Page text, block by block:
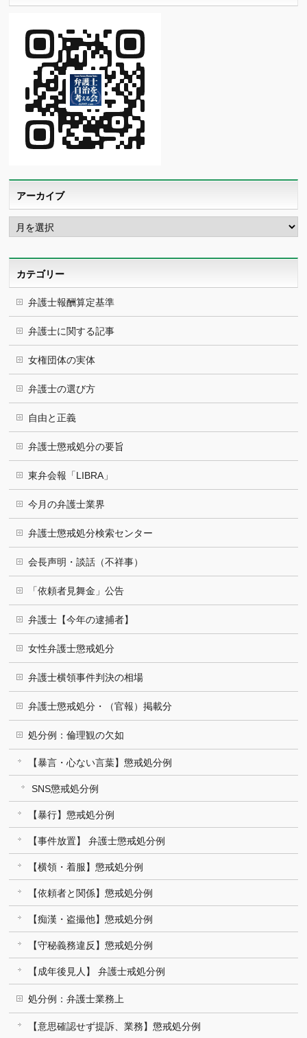
アーカイブ
ア
ー
カ
カテゴリー
弁護士報酬算定基準
弁護士に関する記事
女権団体の実体
弁護士の選び方
自由と正義
弁護士懲戒処分の要旨
東弁会報「LIBRA」
今月の弁護士業界
弁護士懲戒処分検索センター
会長声明・談話（不祥事）
「依頼者見舞金」公告
弁護士【今年の逮捕者】
女性弁護士懲戒処分
弁護士横領事件判決の相場
弁護士懲戒処分・（官報）掲載分
処分例：倫理観の欠如
【暴言・心ない言葉】懲戒処分例
SNS懲戒処分例
【暴行】懲戒処分例
【事件放置】 弁護士懲戒処分例
【横領・着服】懲戒処分例
【依頼者と関係】懲戒処分例
【痴漢・盗撮他】懲戒処分例
【守秘義務違反】懲戒処分例
【成年後見人】 弁護士戒処分例
処分例：弁護士業務上
【意思確認せず提訴、業務】懲戒処分例